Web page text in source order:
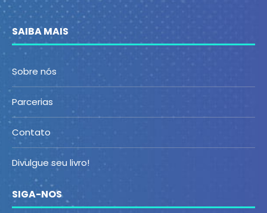
SAIBA MAIS
Sobre nós
Parcerias
Contato
Divulgue seu livro!
SIGA-NOS